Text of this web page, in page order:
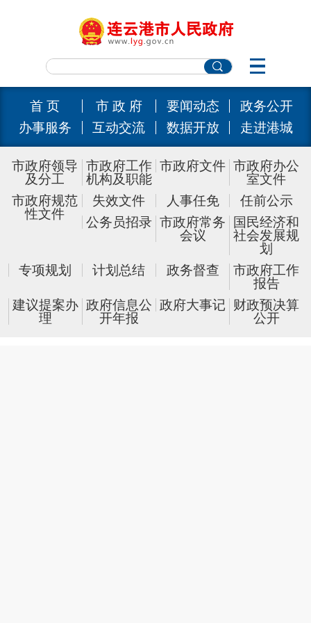
首 页 市 政 府 要闻动态
政务公开
办事服务
互动交流 数据开放 走进港城
市政府领导
及分工
市政府工作
机构及职能
市政府文件 市政府办公
室文件
市政府规范
性文件
失效文件 人事任免
任前公示
公务员招录 市政府常务
会议
国民经济和
社会发展规
划
专项规划
计划总结 政务督查
市政府工作
报告
建议提案办
理
政府信息公
开年报
政府大事记
财政预决算
公开